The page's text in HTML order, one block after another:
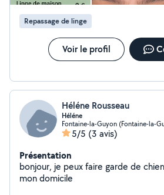
Repassage de linge
Voir le profil
Héléne Rousseau
Héléne
Fontaine-la-Guyon (Fontaine-la-
5/5 (3 avis)
Présentation
bonjour, je peux faire garde de chien, et repassage à
mon domicile